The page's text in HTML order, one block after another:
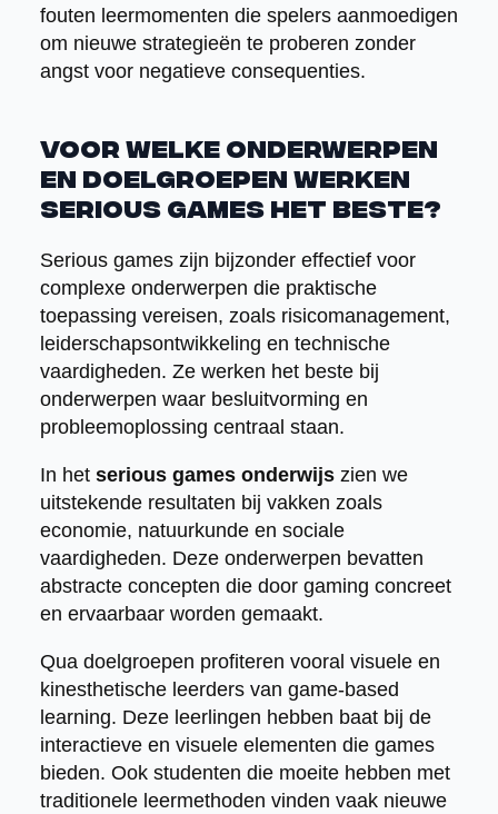
fouten leermomenten die spelers aanmoedigen
om nieuwe strategieën te proberen zonder
angst voor negatieve consequenties.
Voor welke onderwerpen
en doelgroepen werken
serious games het beste?
Serious games zijn bijzonder effectief voor
complexe onderwerpen die praktische
toepassing vereisen, zoals risicomanagement,
leiderschapsontwikkeling en technische
vaardigheden. Ze werken het beste bij
onderwerpen waar besluitvorming en
probleemoplossing centraal staan.
In het serious games onderwijszien we
uitstekende resultaten bij vakken zoals
economie, natuurkunde en sociale
vaardigheden. Deze onderwerpen bevatten
abstracte concepten die door gaming concreet
en ervaarbaar worden gemaakt.
Qua doelgroepen profiteren vooral visuele en
kinesthetische leerders van game-based
learning. Deze leerlingen hebben baat bij de
interactieve en visuele elementen die games
bieden. Ook studenten die moeite hebben met
traditionele leermethoden vinden vaak nieuwe